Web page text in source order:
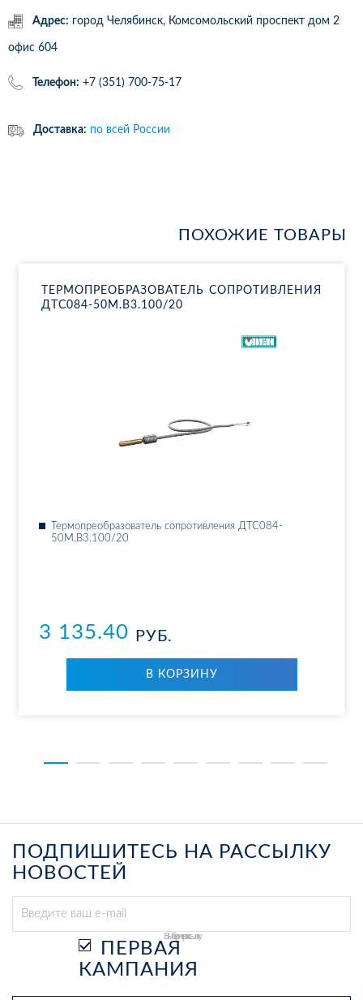
Адрес: город Челябинск, Комсомольский проспект дом 2
офис 604
Телефон: +7 (351) 700-75-17
Доставка: по всей России
ПОХОЖИЕ ТОВАРЫ
ТЕР­МО­ПРЕ­ОБ­РА­ЗО­ВА­ТЕЛЬ СО­ПРО­ТИВ­ЛЕ­НИЯ
ДТ­С084-50М.В3.100/20
Тер­мо­пре­об­ра­зо­ва­тель со­про­тив­ле­ния ДТ­С084-
50М.В3.100/20
3 135.40 РУБ.
В КОР­ЗИ­НУ
ПОДПИШИТЕСЬ НА РАССЫЛКУ
НОВОСТЕЙ
Выберите рассылку
ПЕРВАЯ
КАМПАНИЯ